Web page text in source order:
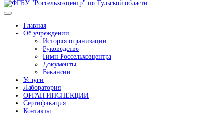
Главная
Об учреждении
История огранизации
Руководство
Гимн Россельхозцентра
Документы
Вакансии
Услуги
Лаборатория
ОРГАН ИНСПЕКЦИИ
Сертификация
Контакты